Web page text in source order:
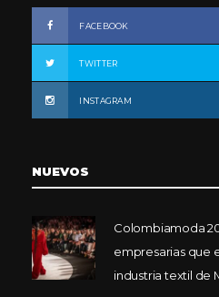
FACEBOOK
TWITTER
INSTAGRAM
NUEVOS
Colombiamoda
empresarias que
industria textil de